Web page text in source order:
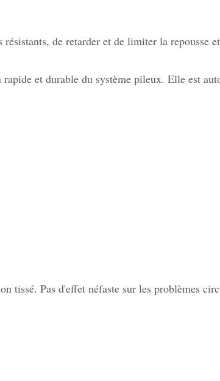
de retarder et de limiter la repousse
et durable du système pileux. Elle est
tissé. Pas d'effet néfaste sur les problèmes